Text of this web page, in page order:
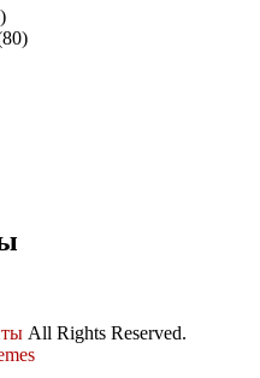
All Rights Reserved.